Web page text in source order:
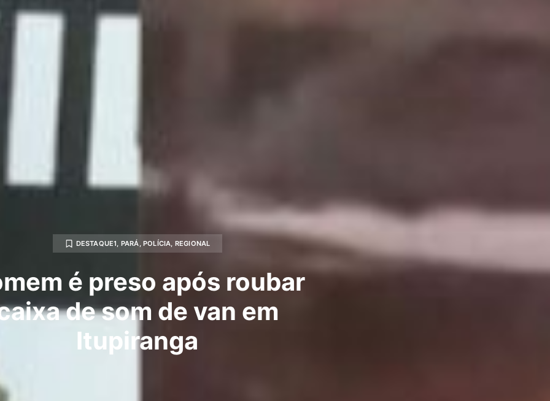
DESTAQUE1, PARÁ, POLÍCIA, REGIONAL
é preso após roubar
de som de van em
Itupiranga